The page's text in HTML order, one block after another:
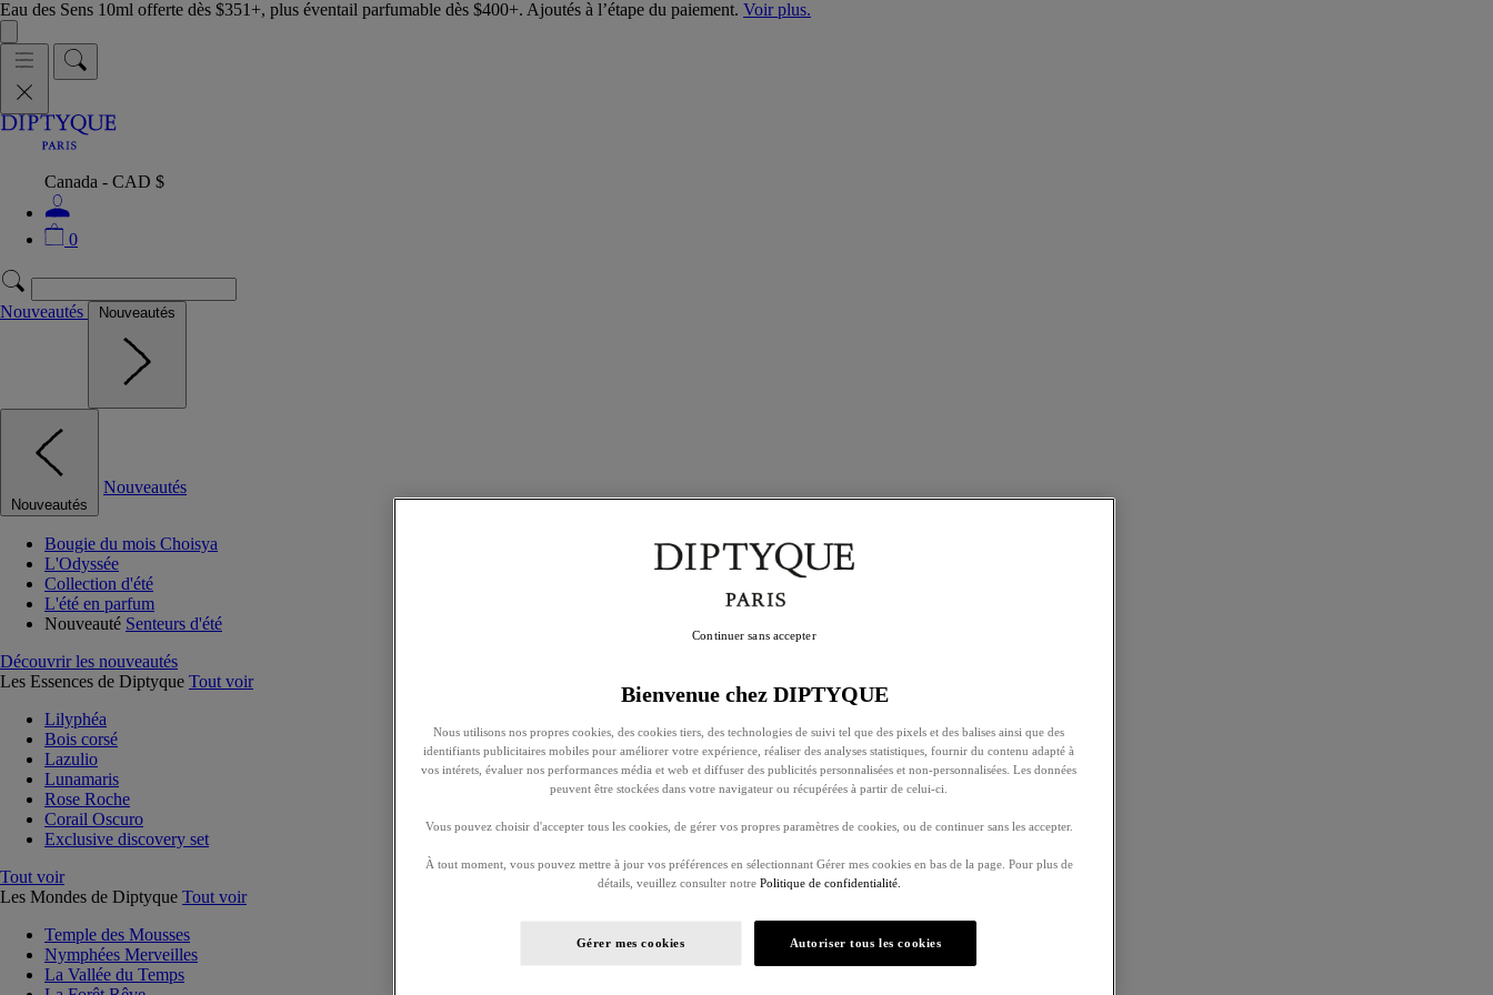
Eau des Sens 10ml offerte dès $351+, plus éventail parfumable dès $400+. Ajoutés à l’étape du paiement. Voir plus.
Canada - CAD $
0
Nouveautés Nouveautés
Nouveautés
Nouveautés
Bougie du mois Choisya
L'Odyssée
Collection d'été
L'été en parfum
Nouveauté Senteurs d'été
Découvrir les nouveautés
Les Essences de Diptyque Tout voir
Lilyphéa
Bois corsé
Lazulio
Lunamaris
Rose Roche
Corail Oscuro
Exclusive discovery set
Tout voir
Les Mondes de Diptyque Tout voir
Temple des Mousses
Nymphées Merveilles
La Vallée du Temps
Bienvenue chez DIPTYQUE
Nous utilisons nos propres cookies, des cookies tiers, des technologies de suivi tel que des pixels et des balises ainsi que des
identifiants publicitaires mobiles pour améliorer votre expérience, réaliser des analyses statistiques, fournir du contenu adapté à
vos intérets, évaluer nos performances média et web et diffuser des publicités personnalisées et non-personnalisées. Les données
peuvent être stockées dans votre navigateur ou récupérées à partir de celui-ci.
Vous pouvez choisir d'accepter tous les cookies, de gérer vos propres paramètres de cookies, ou de continuer sans les accepter.
À tout moment, vous pouvez mettre à jour vos préférences en sélectionnant Gérer mes cookies en bas de la page. Pour plus de
détails, veuillez consulter notre Politique de confidentialité.
Gérer mes cookies Autoriser tous les cookies
Continuer sans accepter